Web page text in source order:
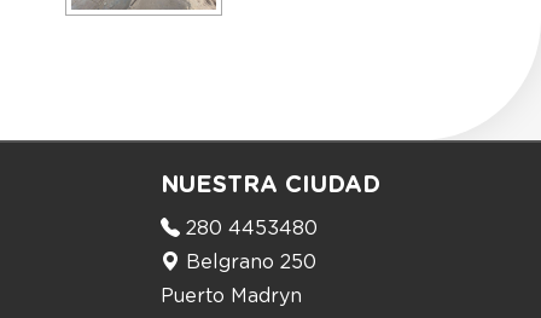
NUESTRA CIUDAD
280 4453480
Belgrano 250
Puerto Madryn